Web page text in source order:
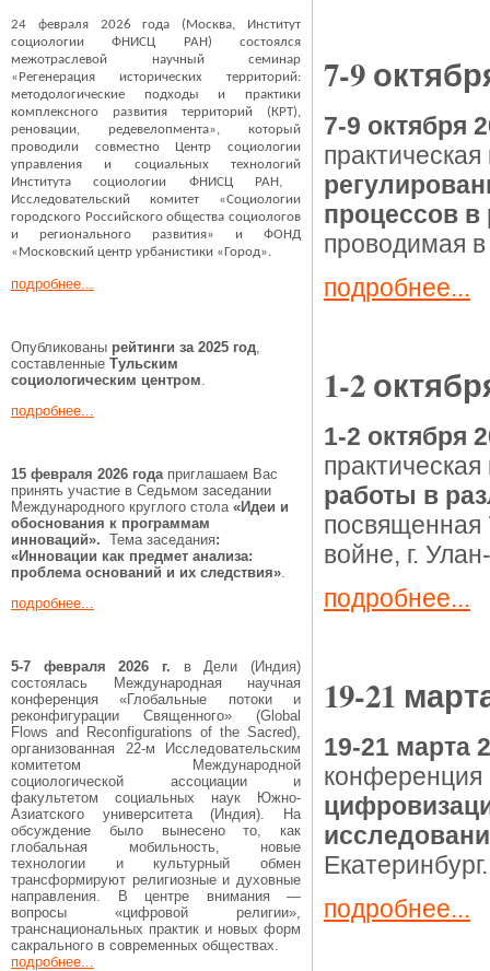
24 февраля 2026 года (Москва, Институт
социологии ФНИСЦ РАН) состоялся
межотраслевой научный семинар
«Регенерация исторических территорий:
методологические подходы и практики
комплексного развития территорий (КРТ),
реновации, редевелопмента», который
проводили совместно Центр социологии
управления и социальных технологий
Института социологии ФНИСЦ РАН,
Исследовательский комитет «Социологии
городского Российского общества социологов
и регионального развития» и ФОНД
«Московский центр урбанистики «Город».
подробнее...
Опубликованы рейтинги за 2025 год,
составленные Тульским
социологическим центром.
подробнее...
15 февраля 2026 годаприглашаем Вас
принять участие в Седьмом заседании
Международного круглого стола«Идеи и
обоснования к программам
инноваций». Тема заседания:
«Инновации как предмет анализа:
проблема оснований и их следствия».
подробнее...
5-7 февраля 2026 г. в Дели (Индия)
состоялась Международная научная
конференция «Глобальные потоки и
реконфигурации Священного» (Global
Flows and Reconfigurations of the Sacred),
организованная 22-м Исследовательским
комитетом Международной
социологической ассоциации и
факультетом социальных наук Южно-
Азиатского университета (Индия). На
обсуждение было вынесено то, как
глобальная мобильность, новые
технологии и культурный обмен
трансформируют религиозные и духовные
направления. В центре внимания —
вопросы «цифровой религии»,
транснациональных практик и новых форм
сакрального в современных обществах.
подробнее...
7-9
7-9 октября
процессов в
проводимая
подробнее...
1-2
1-2 октября
работы в
посвященная
войне, г.
подробнее...
19-21
19-21 марта
конференция
Екатеринбург.
подробнее...